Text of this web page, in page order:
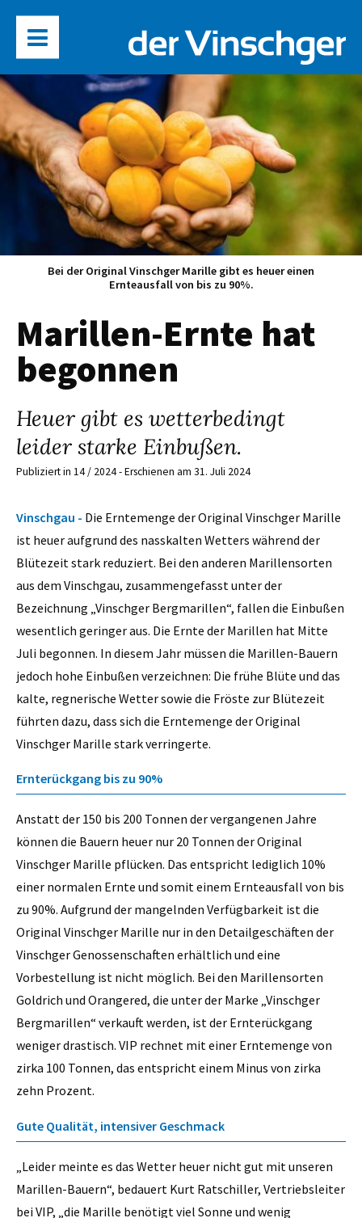
Bei der Original Vinschger Marille gibt es heuer einen
Ernteausfall von bis zu 90%.
Marillen-Ernte hat
begonnen
Heuer gibt es wetterbedingt
leider starke Einbußen.
Publiziert in 14 / 2024 - Erschienen am 31. Juli 2024
Vinschgau - Die Erntemenge der Original Vinschger Marille
ist heuer aufgrund des nasskalten Wetters während der
Blütezeit stark reduziert. Bei den anderen Marillensorten
aus dem Vinschgau, zusammengefasst unter der
Bezeichnung „Vinschger Bergmarillen“, fallen die Einbußen
wesentlich geringer aus. Die Ernte der Marillen hat Mitte
Juli begonnen. In diesem Jahr müssen die Marillen-Bauern
jedoch hohe Einbußen verzeichnen: Die frühe Blüte und das
kalte, regnerische Wetter sowie die Fröste zur Blütezeit
führten dazu, dass sich die Erntemenge der Original
Vinschger Marille stark verringerte.
Ernterückgang bis zu 90%
Anstatt der 150 bis 200 Tonnen der vergangenen Jahre
können die Bauern heuer nur 20 Tonnen der Original
Vinschger Marille pflücken. Das entspricht lediglich 10%
einer normalen Ernte und somit einem Ernteausfall von bis
zu 90%. Aufgrund der mangelnden Verfügbarkeit ist die
Original Vinschger Marille nur in den Detailgeschäften der
Vinschger Genossenschaften erhältlich und eine
Vorbestellung ist nicht möglich. Bei den Marillensorten
Goldrich und Orangered, die unter der Marke „Vinschger
Bergmarillen“ verkauft werden, ist der Ernterückgang
weniger drastisch. VIP rechnet mit einer Erntemenge von
zirka 100 Tonnen, das entspricht einem Minus von zirka
zehn Prozent.
Gute Qualität, intensiver Geschmack
„Leider meinte es das Wetter heuer nicht gut mit unseren
Marillen-Bauern“, bedauert Kurt Ratschiller, Vertriebsleiter
bei VIP, „die Marille benötigt viel Sonne und wenig